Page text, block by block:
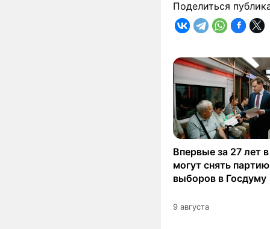
Поделиться
Впервые за 27 лет
могут снять
выборов в Госдуму
9 августа